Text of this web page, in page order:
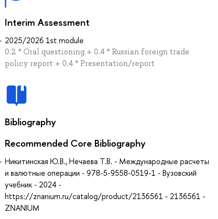
Interim Assessment
2025/2026 1st module
0.2 * Oral questioning + 0.4 * Russian foreign trade
policy report + 0.4 * Presentation/report
Bibliography
Recommended Core Bibliography
Никитинская Ю.В., Нечаева Т.В. - Международные расчеты
и валютные операции - 978-5-9558-0519-1 - Вузовский
учебник - 2024 -
https://znanium.ru/catalog/product/2136561 - 2136561 -
ZNANIUM